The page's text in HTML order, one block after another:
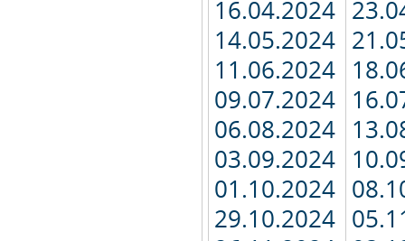
16.04.2024
14.05.2024
11.06.2024
09.07.2024
06.08.2024
03.09.2024
01.10.2024
29.10.2024